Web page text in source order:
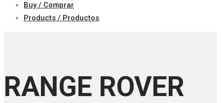
Buy / Comprar
Products / Productos
RANGE ROVER